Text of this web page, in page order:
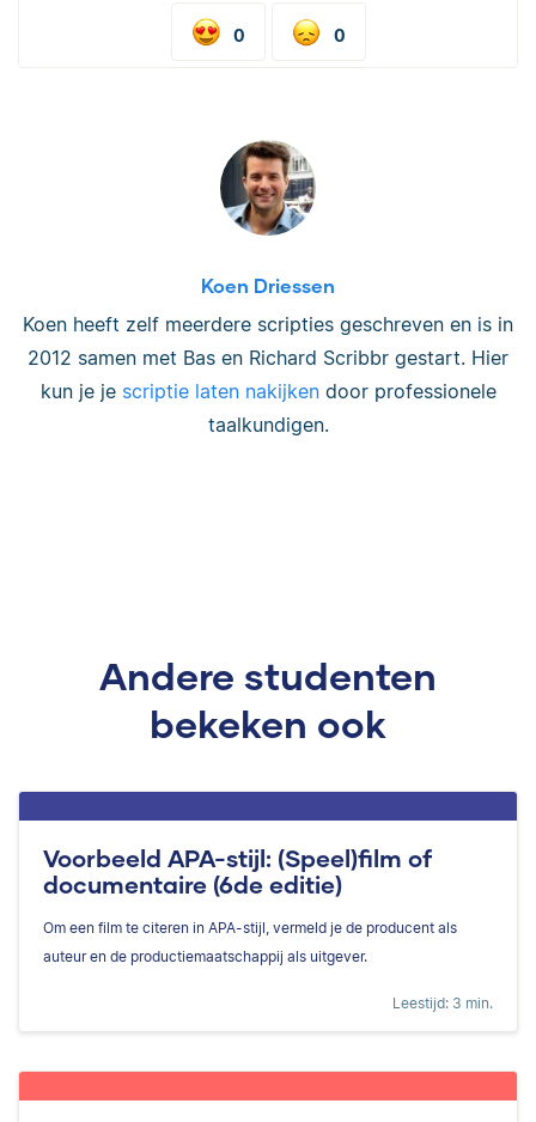
0 0
Koen Driessen
Koen heeft zelf meerdere scripties geschreven en is in
2012 samen met Bas en Richard Scribbr gestart. Hier
kun je je scriptie laten nakijkendoor professionele
taalkundigen.
Andere studenten
bekeken ook
Voorbeeld APA-stijl: (Speel)film of
documentaire (6de editie)
Om een film te citeren in APA-stijl, vermeld je de producent als
auteur en de productiemaatschappij als uitgever.
Leestijd: 3 min.